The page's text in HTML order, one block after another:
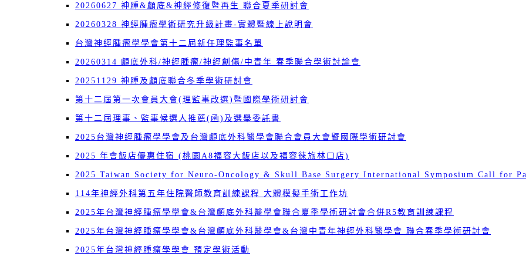
20260627 神腫&顱底&神經修復暨再生 聯合夏季研討會
20260328 神經腫瘤學術研究升級計畫-實體暨線上說明會
台灣神經腫瘤學學會第十二屆新任理監事名單
20260314 顱底外科/神經腫瘤/神經創傷/中青年 春季聯合學術討論會
20251129 神腫及顱底聯合冬季學術研討會
第十二屆第一次會員大會(理監事改選)暨國際學術研討會
第十二屆理事、監事候選人推薦(函)及選舉委託書
2025台灣神經腫瘤學學會及台灣顱底外科醫學會聯合會員大會暨國際學術研討會
2025 年會飯店優惠住宿 (桃園A8福容大飯店以及福容徠旅林口店)
2025 Taiwan Society for Neuro-Oncology & Skull Base Surgery International Symposium Call for
114年神經外科第五年住院醫師教育訓練課程 大體模擬手術工作坊
2025年台灣神經腫瘤學學會&台灣顱底外科醫學會聯合夏季學術研討會合併R5教育訓練課程
2025年台灣神經腫瘤學學會&台灣顱底外科醫學會&台灣中青年神經外科醫學會 聯合春季學術研討會
2025年台灣神經腫瘤學學會 預定學術活動